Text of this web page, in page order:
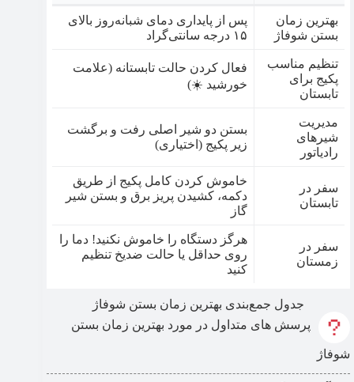
بهترین زمان
بستن شوفاژ
پس از پایداری دمای شبانه‌روز بالای
۱۵ درجه سانتی‌گراد
تنظیم مناسب
پکیج برای
تابستان
فعال کردن حالت تابستانه (علامت
خورشید ☀️)
مدیریت
شیرهای
رادیاتور
بستن دو شیر اصلی رفت و برگشت
زیر پکیج (اختیاری)
سفر در
تابستان
خاموش کردن کامل پکیج از طریق
دکمه، کشیدن پریز برق و بستن شیر
گاز
سفر در
زمستان
هرگز دستگاه را خاموش نکنید! دما را
روی حداقل یا حالت ضدیخ تنظیم
کنید
جدول جمع‌بندی بهترین زمان بستن شوفاژ​
پرسش های متداول در مورد بهترین زمان بستن
شوفاژ